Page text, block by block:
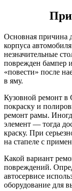
Основная причина
корпуса
незначительные
поврежден бампер
«повести» после
в яму.
Кузовной ремонт в
покраску и
ремонт рамы.
элемент — тогда
краску. При
на стапеле с
Какой вариант
повреждений.
автосервисе
оборудование для